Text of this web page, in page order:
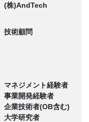
(株)AndTech
技術顧問
マネジメント経験者
事業開発経験者
企業技術者(OB含む)
大学研究者